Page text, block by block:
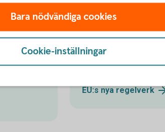
Det är
(E), social
EU:s nya
EU:s nya regelverk för
mot hållbara
taxonomin, SFDR,
EU:s nyaregelverk
Bara nödvändiga cookies
Cookie-inställningar